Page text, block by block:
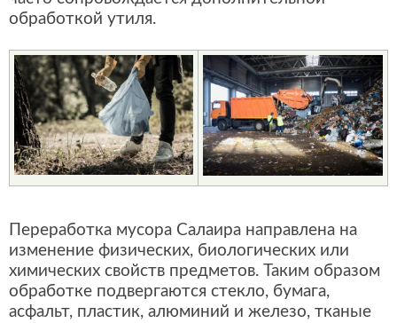
обработкой утиля.
Переработка мусора Салаира направлена на
изменение физических, биологических или
химических свойств предметов. Таким образом
обработке подвергаются стекло, бумага,
асфальт, пластик, алюминий и железо, тканые